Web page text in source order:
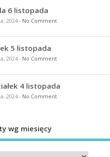
6 listopada
2024- No Comment
5 listopada
2024- No Comment
4 listopada
2024- No Comment
wg miesięcy